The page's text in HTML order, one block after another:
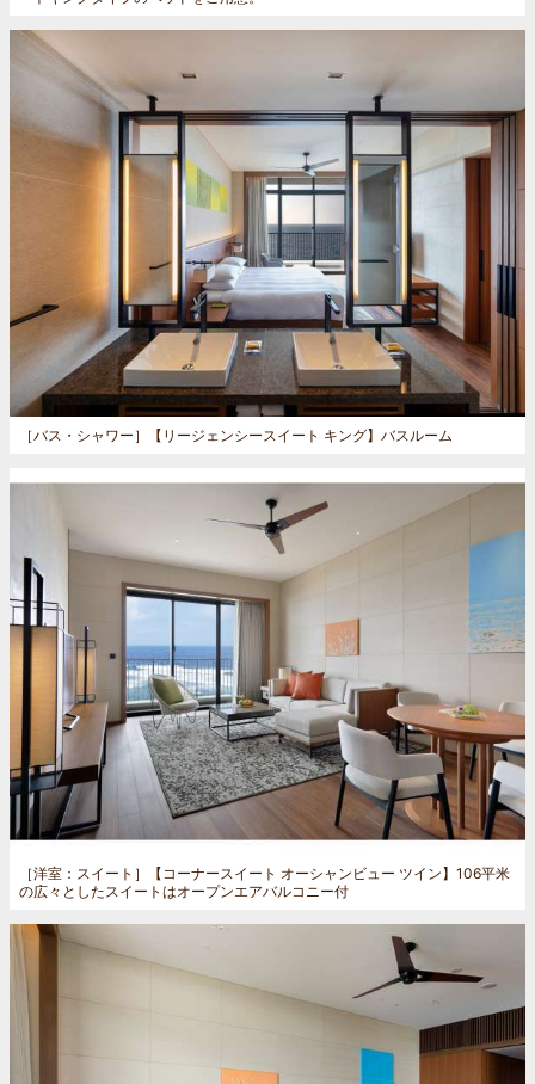
［バス・シャワー］ 【リージェンシースイート キング】バスルーム
［洋室：スイート］
【コーナースイート オーシャンビュー ツイン】106平米
の広々としたスイートはオープンエアバルコニー付